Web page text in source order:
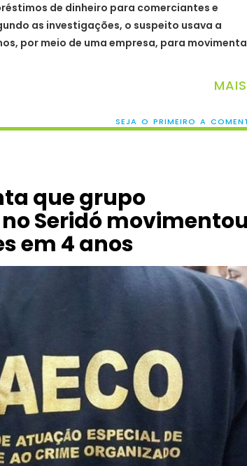
de dinheiro para comerciantes e
as investigações, o suspeito usava a
por meio de uma empresa, para
SEJA O PRIMEIRO A
que grupo
Seridó movimentou
em 4 anos